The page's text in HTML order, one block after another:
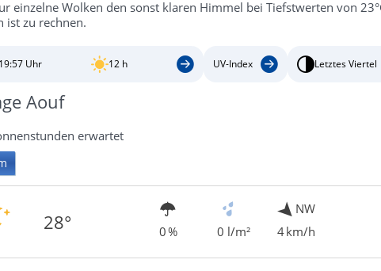
einzelne Wolken den sonst klaren Himmel bei Tiefstwerten von
ist zu rechnen.
Uhr 12 h UV-Index Letztes Viertel
Aouf
erwartet
28° 0 % 0 l/m²
NW
4 km/h